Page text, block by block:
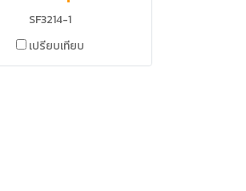
SF3214-1
เปรียบเทียบ